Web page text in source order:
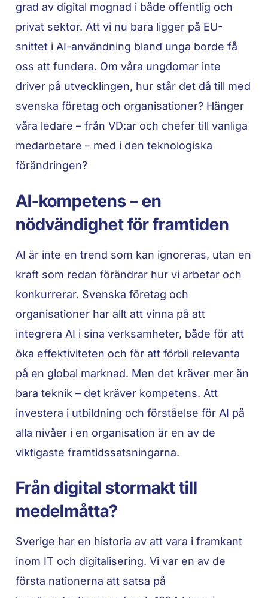
grad av digital mognad i både offentlig och
privat sektor. Att vi nu bara ligger på EU-
snittet i AI-användning bland unga borde få
oss att fundera. Om våra ungdomar inte
driver på utvecklingen, hur står det då till med
svenska företag och organisationer? Hänger
våra ledare – från VD:ar och chefer till vanliga
medarbetare – med i den teknologiska
förändringen?
AI-kompetens – en
nödvändighet för framtiden
AI är inte en trend som kan ignoreras, utan en
kraft som redan förändrar hur vi arbetar och
konkurrerar. Svenska företag och
organisationer har allt att vinna på att
integrera AI i sina verksamheter, både för att
öka effektiviteten och för att förbli relevanta
på en global marknad. Men det kräver mer än
bara teknik – det kräver kompetens. Att
investera i utbildning och förståelse för AI på
alla nivåer i en organisation är en av de
viktigaste framtidssatsningarna.
Från digital stormakt till
medelmåtta?
Sverige har en historia av att vara i framkant
inom IT och digitalisering. Vi var en av de
första nationerna att satsa på